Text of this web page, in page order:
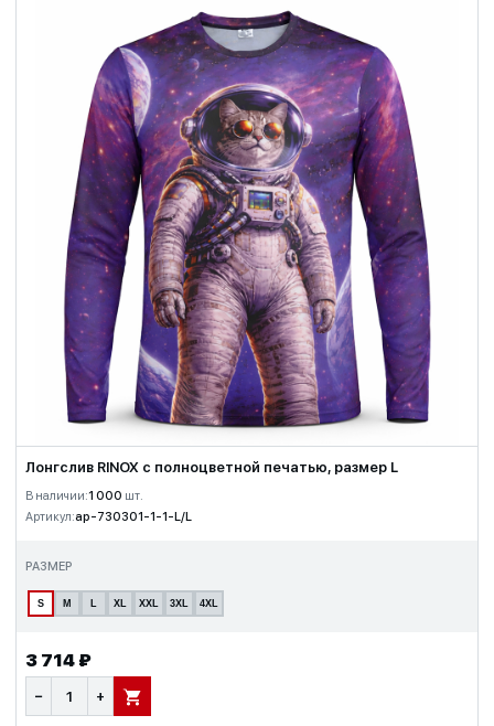
Лонгслив RINOX с полноцветной печатью, размер L
В наличии:1 000 шт.
Артикул:ap-730301-1-1-L/L
РАЗМЕР
S M L XL XXL 3XL 4XL
3 714 ₽
− + В КОРЗИНУ